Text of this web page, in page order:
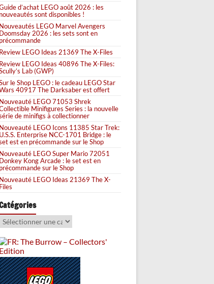
d’achat LEGO août 2026 : les
nouveautés sont disponibles !
Nouveautés LEGO Marvel Avengers
Doomsday 2026 : les sets sont en
précommande
Review LEGO Ideas 21369 The X-Files
Review LEGO Ideas 40896 The X-Files:
Lab (GWP)
le Shop LEGO : le cadeau LEGO Star
40917 The Darksaber est offert
Nouveauté LEGO 71053 Shrek
Minifigures Series : la nouvelle
de minifigs à collectionner
Nouveauté LEGO Icons 11385 Star Trek:
U.S.S. Enterprise NCC-1701 Bridge : le
est en précommande sur le Shop
Nouveauté LEGO Super Mario 72051
Donkey Kong Arcade : le set est en
précommande sur le Shop
Nouveauté LEGO Ideas 21369 The X-
Files
Catégories